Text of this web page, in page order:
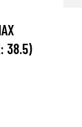
38.5)